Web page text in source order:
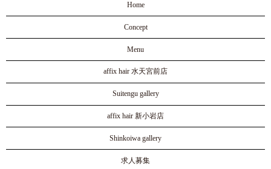
Home
Concept
Menu
affix hair 水天宮前店
Suitengu gallery
affix hair 新小岩店
Shinkoiwa gallery
求人募集